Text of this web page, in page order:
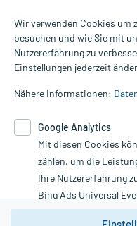
Bewertungen mit
Alle Preise gelten inkl.
Informationen auf dieser
die Untersuchung und
Therapien eingeleitet
Google Analytics. Lesen
unserer
nutzen Sie das Formular:
Vertrag widerrufen
Wir verwenden Cookies um
besuchen und wie Sie mit
Nutzererfahrung zu
Einstellungen jederzeit
Nähere Informationen:
Google Analytics
Mit diesen Cookies
zählen, um die
Ihre Nutzererfahrung
Bing Ads Universal
Youtube-Social